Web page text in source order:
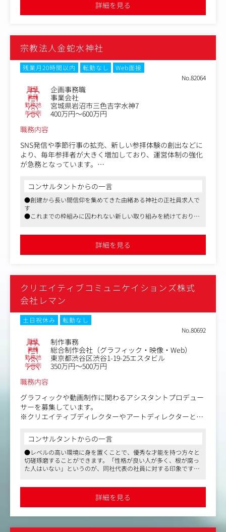
契約補助、市場分析、予算における試算/与実管理、その
・市場調査/分析（タイトル分析含む）
・予算集計
・次期予算策定
・契約申請
・経理処理
・その他営業事務
休・介護制度は男女ともに実績があり、業務効率化のための社員
が働きやすい環境が整っております
詳細を見る
宗教法人金蛇水神社
残業月20時間以内 転勤なし
Web面接
No.82064
職種 企画事務職
業種 事業会社
勤務地 宮城県岩沼市三色吉字水神7
年収例
400万円～600万円
職務内容
SNS発信や季節行事の拡充、新しい参拝体験の創出などに
より、毎年参拝者が大きく増加しており、運営体制の強化
が急務となっています。
の価値を高めるための業務が増加しており、柔軟な発想で
一緒に挑戦してくれる新たな仲間を募集し、新規部署を立
ち上げることとなりました。
アイデアを歓迎する風土の中で、神社運営に深く関わりな
がら成長できるポジションです。
・ 企画立案・改善提案-新しい行事・参拝体験の企画提案/
まつりなど年間行事の企画補助/当日の運営サポート（準
備・設営・後片付け）/出店者・関係者との調整業務
・ 広報・PR業務-SNS・Webサイトの更新、情報発信/ポス
ター・チラシなど広報物の制作補助メディア取材対応のサ
ポート※SNS運用による集客にも積極的に関われます
・ 事務業務、運営補助-書類、データ管理業務/神社運営に
必要な業務全般
※その他付随する業務
コンサルタントからの一言
●創建から長い間信仰を集めてきた由緒ある神社の正社員求人で
す
●これまでの枠組みに囚われない新しい取り組みを続けており、
詳細を見る
クリエイティブコミュニケイションズ株式
会社レマン
土日祝休み
転勤なし
No.80692
職種 制作事務
業種 総合制作会社（グラフィック・映像・Web）
勤務地 東京都渋谷区渋谷1-19-25エスタビル
年収例
350万円～500万円
職務内容
グラフィックや動画制作に関わるアシスタントプロデュー
サーを募集しています。
※クリエイティブディレクターやアートディレクターと連
主な業務：
・スケジュール作成、管理
・コスト管理（見積もり制作・クライアントとの折衝・請
求書手配）
・撮影準備、進行管理や当日のアシスタント
コンサルタントからの一言
●レベルの高い環境に身を置くことで、優秀な才能を持つ方々と
切磋琢磨することができます。「性格が良い人が多く、根が腐っ
た人はいない」というのが、同社代表の社員に対する印象です
CM、Webなど、広告のあらゆるジャンルでトータルなクリエイテ
ィブサービスを提供しています
●クライアントと直接取引の仕事がほとんどです。企画から携わ
ることが多く、クライアントとより近い位置で仕事ができます
詳細を見る